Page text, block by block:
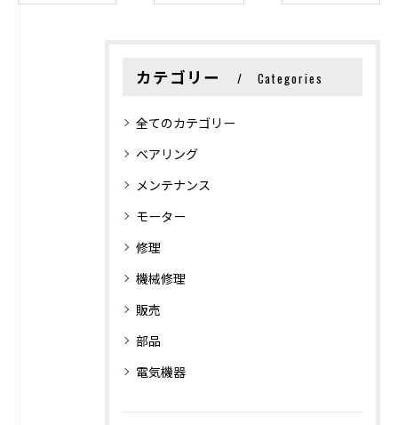
カテゴリー Categories
全てのカテゴリー
ベアリング
メンテナンス
モーター
修理
機械修理
販売
部品
電気機器